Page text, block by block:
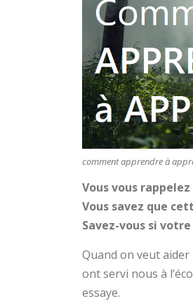
comment apprendre à
Vous vous
Vous savez que
Savez-vous si
Quand on veut
ont servi nous à
essaye.